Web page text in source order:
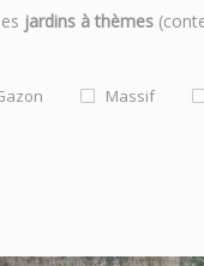
jardins à thèmes
Massif